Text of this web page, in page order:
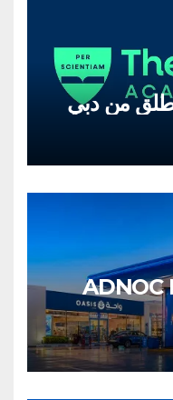
من دبي